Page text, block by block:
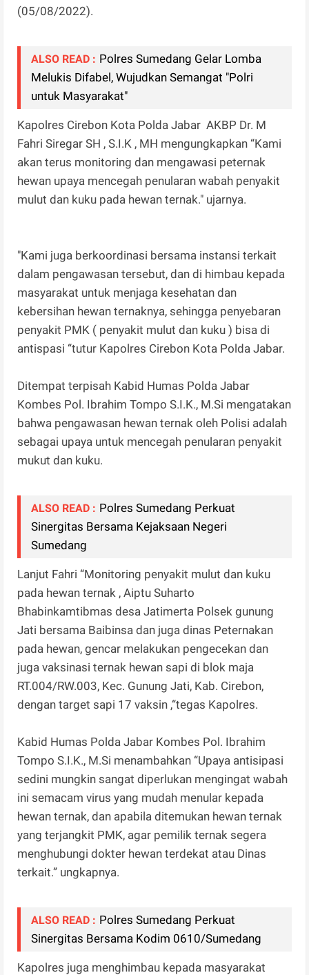
(05/08/2022).
ALSO READ : Polres Sumedang Gelar Lomba
Melukis Difabel, Wujudkan Semangat "Polri
untuk Masyarakat"
Kapolres Cirebon Kota Polda Jabar AKBP Dr. M
Fahri Siregar SH , S.I.K , MH mengungkapkan “Kami
akan terus monitoring dan mengawasi peternak
hewan upaya mencegah penularan wabah penyakit
mulut dan kuku pada hewan ternak." ujarnya.
"Kami juga berkoordinasi bersama instansi terkait
dalam pengawasan tersebut, dan di himbau kepada
masyarakat untuk menjaga kesehatan dan
kebersihan hewan ternaknya, sehingga penyebaran
penyakit PMK ( penyakit mulut dan kuku ) bisa di
antispasi “tutur Kapolres Cirebon Kota Polda Jabar.
Ditempat terpisah Kabid Humas Polda Jabar
Kombes Pol. Ibrahim Tompo S.I.K., M.Si mengatakan
bahwa pengawasan hewan ternak oleh Polisi adalah
sebagai upaya untuk mencegah penularan penyakit
mukut dan kuku.
ALSO READ : Polres Sumedang Perkuat
Sinergitas Bersama Kejaksaan Negeri
Sumedang
Lanjut Fahri “Monitoring penyakit mulut dan kuku
pada hewan ternak , Aiptu Suharto
Bhabinkamtibmas desa Jatimerta Polsek gunung
Jati bersama Baibinsa dan juga dinas Peternakan
pada hewan, gencar melakukan pengecekan dan
juga vaksinasi ternak hewan sapi di blok maja
RT.004/RW.003, Kec. Gunung Jati, Kab. Cirebon,
dengan target sapi 17 vaksin ,“tegas Kapolres.
Kabid Humas Polda Jabar Kombes Pol. Ibrahim
Tompo S.I.K., M.Si menambahkan “Upaya antisipasi
sedini mungkin sangat diperlukan mengingat wabah
ini semacam virus yang mudah menular kepada
hewan ternak, dan apabila ditemukan hewan ternak
yang terjangkit PMK, agar pemilik ternak segera
menghubungi dokter hewan terdekat atau Dinas
terkait.” ungkapnya.
ALSO READ : Polres Sumedang Perkuat
Sinergitas Bersama Kodim 0610/Sumedang
Kapolres juga menghimbau kepada masyarakat